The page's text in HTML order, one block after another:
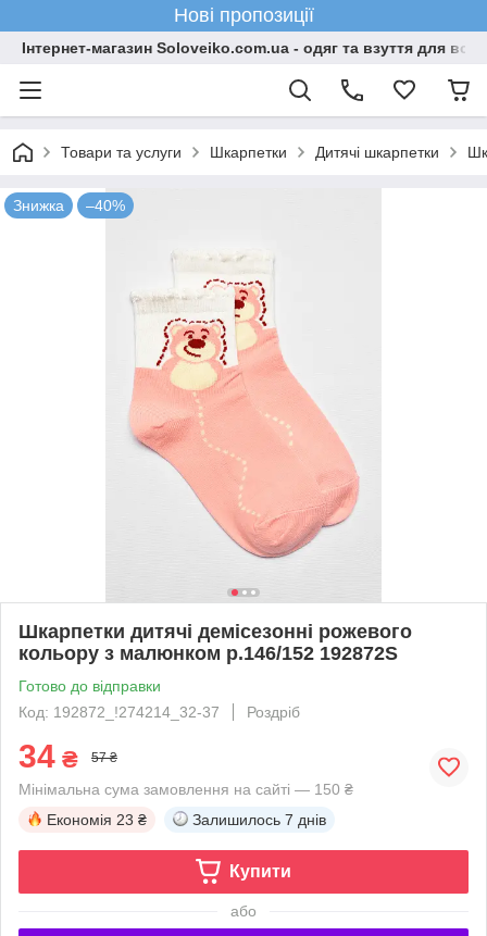
Нові пропозиції
Інтернет-магазин Soloveiko.com.ua - одяг та взуття для всієї
Товари та услуги Шкарпетки Дитячі шкарпетки
Знижка –40%
Шкарпетки дитячі демісезонні рожевого
кольору з малюнком р.146/152 192872S
Готово до відправки
Код: 192872_!274214_32-37
Роздріб
34 ₴ 57 ₴
Мінімальна сума замовлення на сайті — 150 ₴
Економія 23 ₴ Залишилось 7 днів
Купити
або